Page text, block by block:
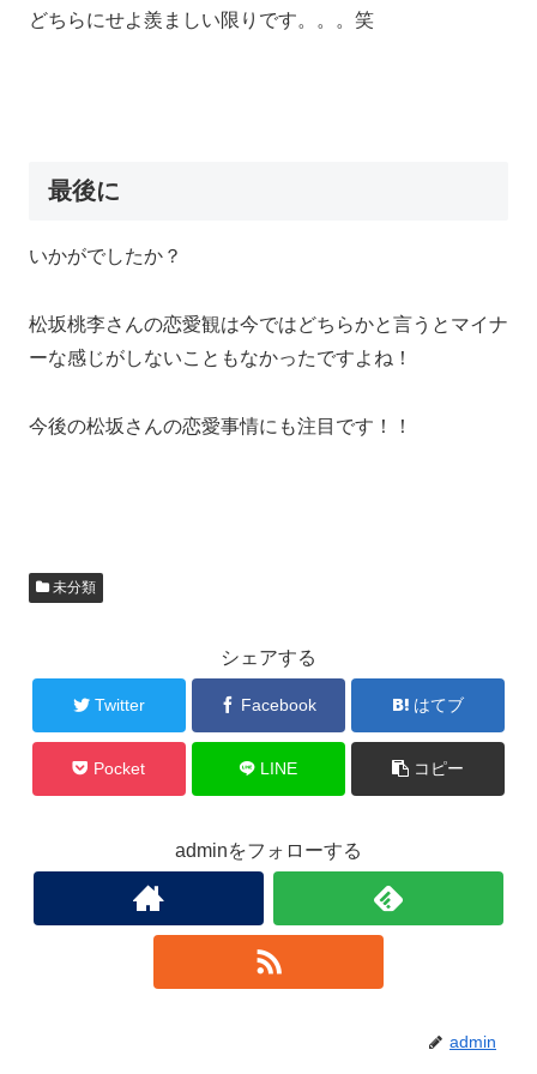
どちらにせよ羨ましい限りです。。。笑
最後に
いかがでしたか？
松坂桃李さんの恋愛観は今ではどちらかと言うとマイナ
ーな感じがしないこともなかったですよね！
今後の松坂さんの恋愛事情にも注目です！！
未分類
シェアする
Twitter Facebook はてブ
Pocket LINE コピー
adminをフォローする
admin